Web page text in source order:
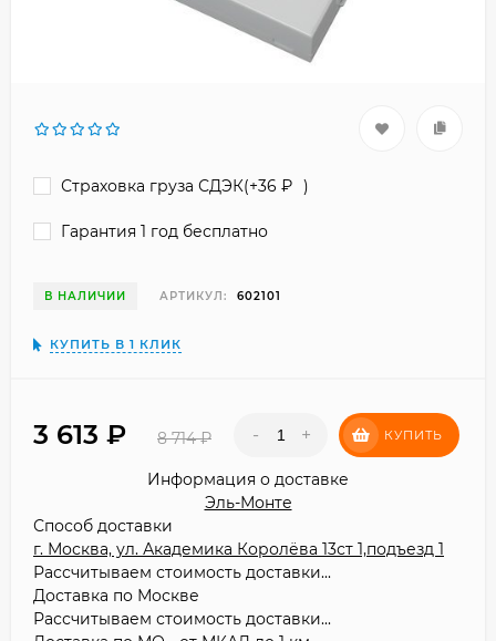
Страховка груза СДЭК(+36 )
Гарантия 1 год бесплатно
В НАЛИЧИИ АРТИКУЛ: 602101
КУПИТЬ В 1 КЛИК
3 613 8 714 - + КУПИТЬ
Информация о доставке
Эль-Монте
Способ доставки
г. Москва, ул. Академика Королёва 13ст 1,подъезд 1
Рассчитываем стоимость доставки...
Доставка по Москве
Рассчитываем стоимость доставки...